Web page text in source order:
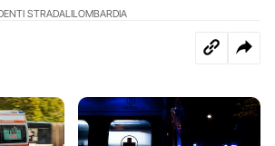
STRADALILOMBARDIA